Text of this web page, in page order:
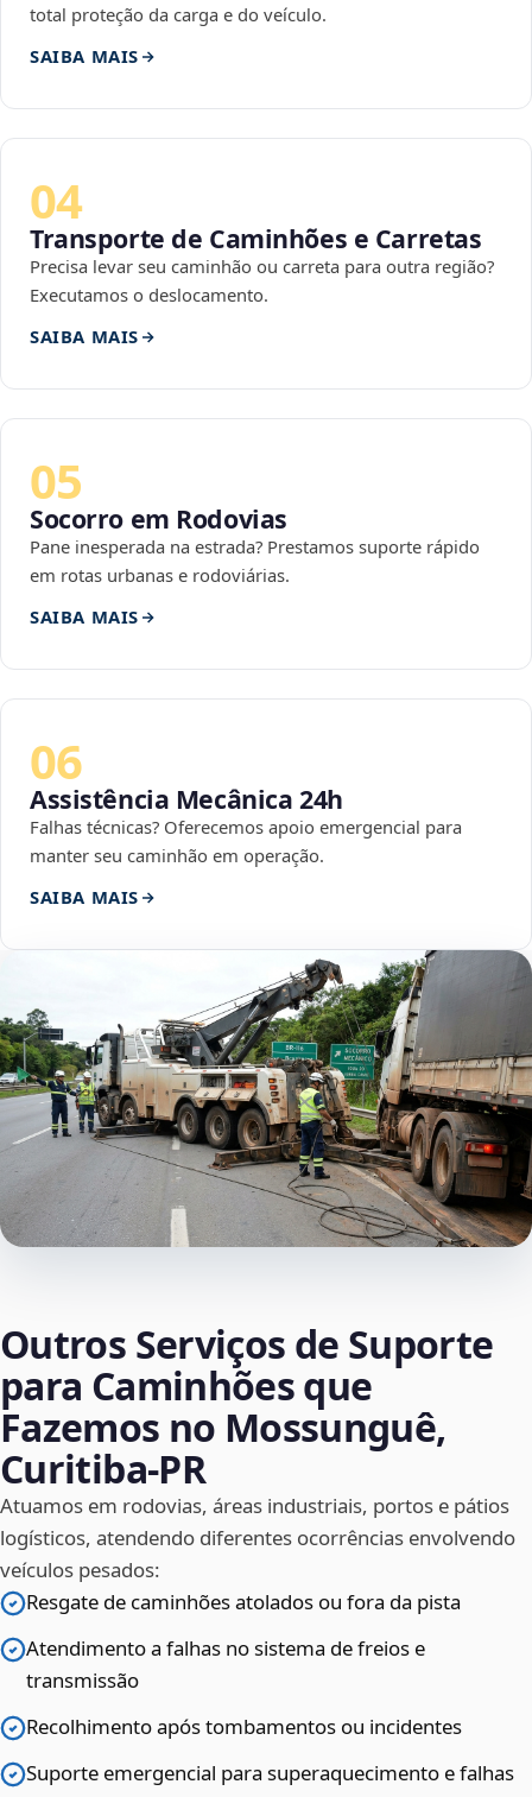
total proteção da carga e do veículo.
SAIBA MAIS
04
Transporte de Caminhões e Carretas
Precisa levar seu caminhão ou carreta para outra região?
Executamos o deslocamento.
SAIBA MAIS
05
Socorro em Rodovias
Pane inesperada na estrada? Prestamos suporte rápido
em rotas urbanas e rodoviárias.
SAIBA MAIS
06
Assistência Mecânica 24h
Falhas técnicas? Oferecemos apoio emergencial para
manter seu caminhão em operação.
SAIBA MAIS
Outros Serviços de Suporte
para Caminhões que
Fazemos no Mossunguê,
Curitiba‑PR
Atuamos em rodovias, áreas industriais, portos e pátios
logísticos, atendendo diferentes ocorrências envolvendo
veículos pesados:
Resgate de caminhões atolados ou fora da pista
Atendimento a falhas no sistema de freios e
transmissão
Recolhimento após tombamentos ou incidentes
Suporte emergencial para superaquecimento e falhas